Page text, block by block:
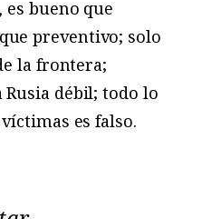
es bueno que
preventivo; solo
la frontera;
Rusia débil; todo lo
es falso.